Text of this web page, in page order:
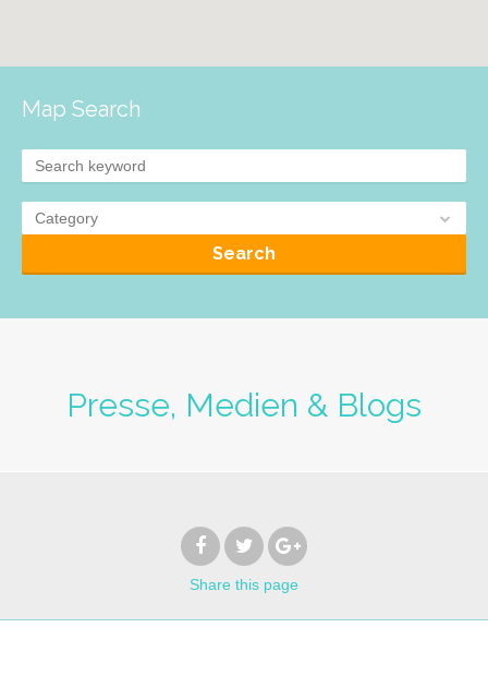
Map Search
Category
Search
Presse, Medien & Blogs
Share this page